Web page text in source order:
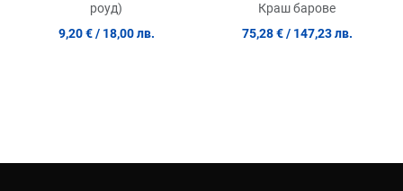
роуд)
9,20 € / 18,00 лв.
Краш барове
75,28 € / 147,23 лв.